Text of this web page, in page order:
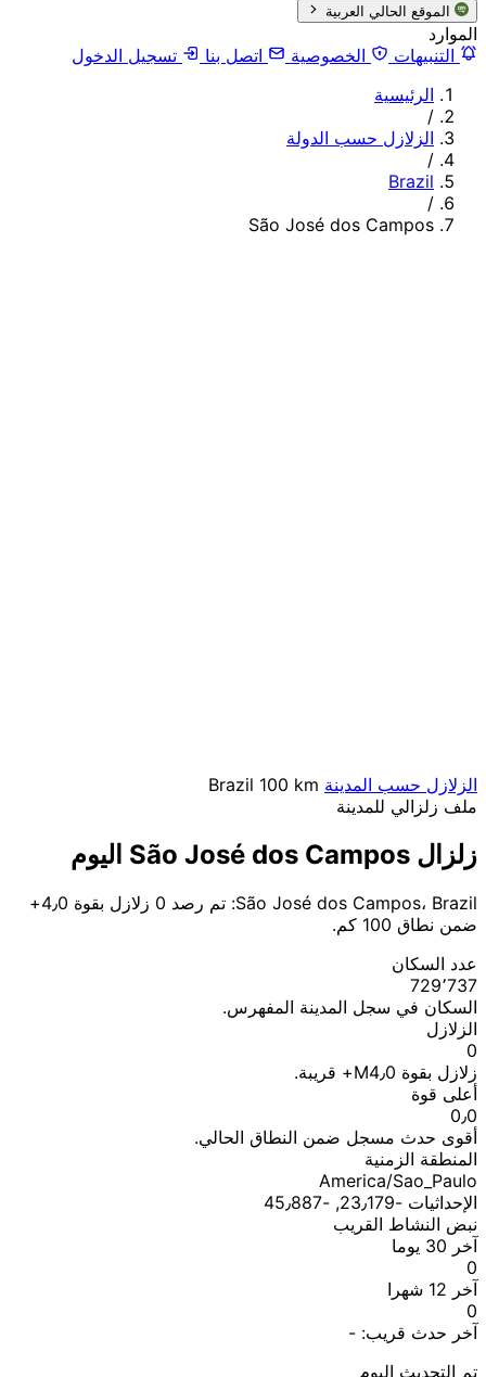
الموقع الحالي العربية
الموارد
التنبيهات
الخصوصية اتصل بنا
تسجيل الدخول
الرئيسية
/
الزلازل حسب الدولة
/
Brazil
/
São José dos Campos
الزلازل حسب المدينة Brazil 100 km
ملف زلزالي للمدينة
زلزال São José dos Campos اليوم
São José dos Campos، Brazil: تم رصد 0 زلازل بقوة 4٫0+
ضمن نطاق 100 كم.
عدد السكان
729٬737
السكان في سجل المدينة المفهرس.
الزلازل
0
زلازل بقوة M4٫0+ قريبة.
أعلى قوة
0٫0
أقوى حدث مسجل ضمن النطاق الحالي.
المنطقة الزمنية
America/Sao_Paulo
الإحداثيات ؜-23٫179, ؜-45٫887
نبض النشاط القريب
آخر 30 يوما
0
آخر 12 شهرا
0
آخر حدث قريب: -
تم التحديث اليوم